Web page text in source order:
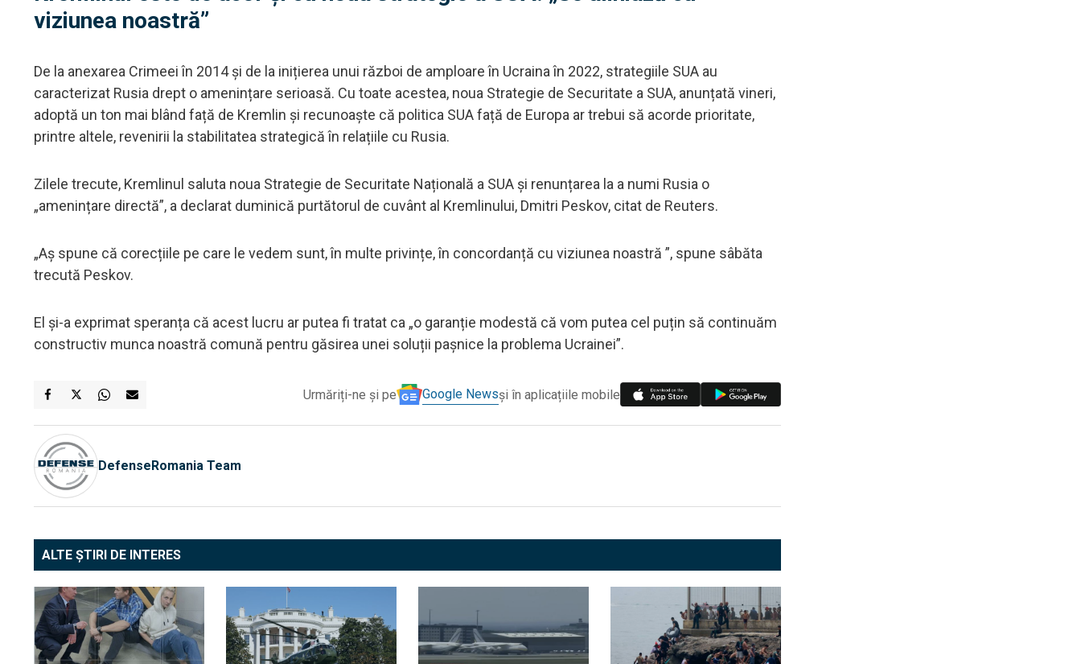
viziunea noastră”
De la anexarea Crimeei în 2014 și de la inițierea unui război de amploare în Ucraina în 2022, strategiile SUA au
caracterizat Rusia drept o amenințare serioasă. Cu toate acestea, noua Strategie de Securitate a SUA, anunțată vineri,
adoptă un ton mai blând față de Kremlin și recunoaște că politica SUA față de Europa ar trebui să acorde prioritate,
printre altele, revenirii la stabilitatea strategică în relațiile cu Rusia.
Zilele trecute, Kremlinul saluta noua Strategie de Securitate Națională a SUA și renunțarea la a numi Rusia o
„amenințare directă”, a declarat duminică purtătorul de cuvânt al Kremlinului, Dmitri Peskov, citat de Reuters.
„Aș spune că corecțiile pe care le vedem sunt, în multe privințe, în concordanță cu viziunea noastră ”, spune sâbăta
trecută Peskov.
El și-a exprimat speranța că acest lucru ar putea fi tratat ca „o garanție modestă că vom putea cel puțin să continuăm
constructiv munca noastră comună pentru găsirea unei soluții pașnice la problema Ucrainei”.
Urmăriți-ne și pe Google Newsși în aplicațiile mobile
DefenseRomania Team
ALTE ȘTIRI DE INTERES